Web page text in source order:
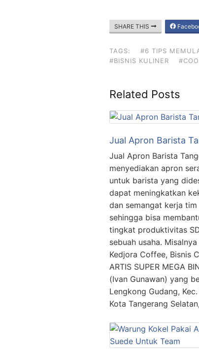
SHARE THIS
TAGS: #6 TIPS
#BISNIS KULINER
Related Posts
Jual Apron Barista
Jual Apron Barista
menyediakan apron
untuk barista yang
dapat meningkatkan
dan semangat kerja
sehingga bisa
tingkat produktivitas
sebuah usaha. Misalnya
Kedjora Coffee, Bisnis
ARTIS SUPER MEGA
(Ivan Gunawan) yang
Lengkong Gudang,
Kota Tangerang